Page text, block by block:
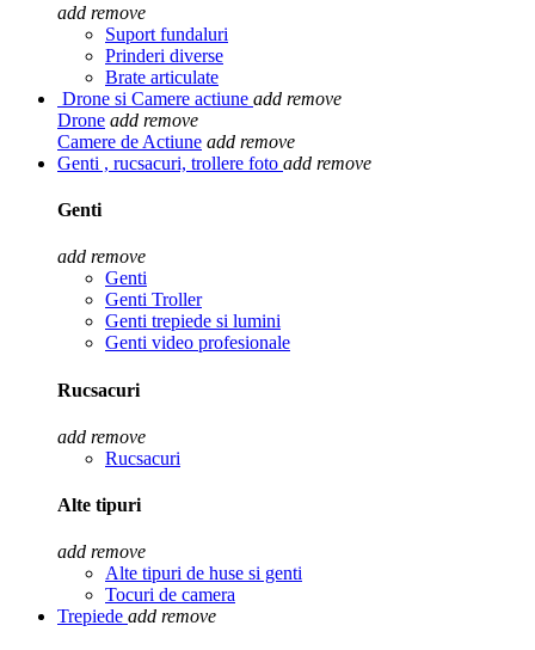
add remove
Suport fundaluri
Prinderi diverse
Brate articulate
Drone si Camere actiune add remove
Drone add remove
Camere de Actiune add remove
Genti , rucsacuri, trollere foto add remove
Genti
add remove
Genti
Genti Troller
Genti trepiede si lumini
Genti video profesionale
Rucsacuri
add remove
Rucsacuri
Alte tipuri
add remove
Alte tipuri de huse si genti
Tocuri de camera
Trepiede add remove